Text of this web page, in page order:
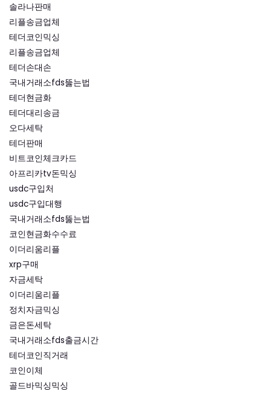
솔라나판매
리플송금업체
테더코인믹싱
리플송금업체
테더손대손
국내거래소fds뚫는법
테더현금화
테더대리송금
오다세탁
테더판매
비트코인체크카드
아프리카tv돈믹싱
usdc구입처
usdc구입대행
국내거래소fds뚫는법
코인현금화수수료
이더리움리플
xrp구매
자금세탁
이더리움리플
정치자금믹싱
금은돈세탁
국내거래소fds출금시간
테더코인직거래
코인이체
골드바믹싱믹싱